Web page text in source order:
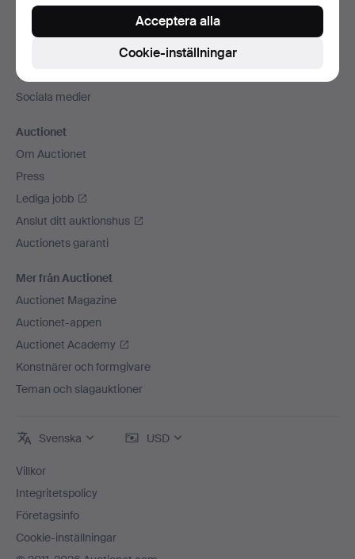
Kontakta support
Alla auktionshus
Vi skickar med
Sociala medier
Auctionet
Om Auctionet
Press
Lediga jobb
Anslut ditt auktionshus
Auctionets garanti
Mer från Auctionet
Auctionet Magazine
Auctionet-appen
Auctionet Academy
Konstnärer och formgivare
Teman och slagauktioner
Svenska USD
Villkor
Integritetspolicy
Företagsinfo
Cookie-inställningar
Cookie-inställningar
Acceptera alla